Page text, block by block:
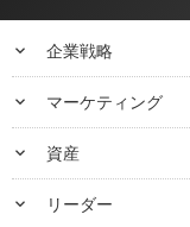
keyboard_arrow_down 企業戦略
keyboard_arrow_down マーケティング
keyboard_arrow_down 資産
keyboard_arrow_down リーダー